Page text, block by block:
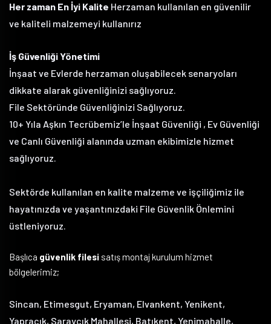
Her zaman En İyi Kalite Herzaman kullanılan en güvenilir
ve kaliteli malzemeyi kullanırız
İş Güvenliği Yönetimi
İnşaat ve Evlerde herzaman oluşabilecek senaryoları
dikkate alarak güvenliğinizi sağlıyoruz.
File Sektöründe Güvenliğinizi Sağlıyoruz.
10+ Yıla Aşkın Tecrübemiz’le İnşaat Güvenliği , Ev Güvenliği
ve Canlı Güvenliği alanında uzman ekibimizle hizmet
sağlıyoruz.
Sektörde kullanılan en kalite malzeme ve işçiliğimiz ile
hayatınızda ve yaşantınızdaki File Güvenlik Önlemini
üstleniyoruz.
Başlıca güvenlik filesi satış montaj kurulum hizmet
bölgelerimiz;
Sincan, Etimesgut, Eryaman, Elvankent, Yenikent,
Yapracık, Saraycık Mahallesi, Batıkent, Yenimahalle,